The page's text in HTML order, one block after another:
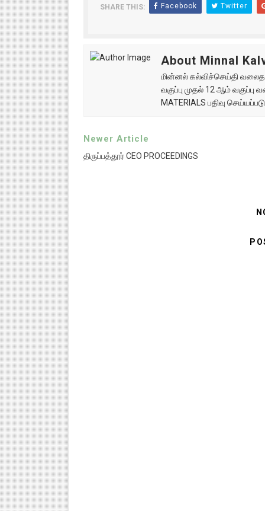
SHARE THIS: Facebook Twitter
About Minnal
மின்னல் கல்விச்செய்தி
வகுப்பு முதல் 12 ஆம்
MATERIALS பதிவு
Newer Article
திருப்பத்தூர் CEO PROCEEDINGS